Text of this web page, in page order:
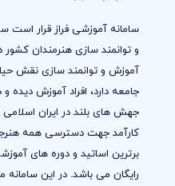
سامانه آموزشی فراز قرار است
و توانمند سازی هنرمندان
آموزش و توانمند سازی نقش
جامعه دارد، افراد آموزش دیده
جهش های بلند در ایران اسلامی
کارآمد جهت دسترسی همه
برترین اساتید و دوره های
رایگان می باشد. در این سامانه